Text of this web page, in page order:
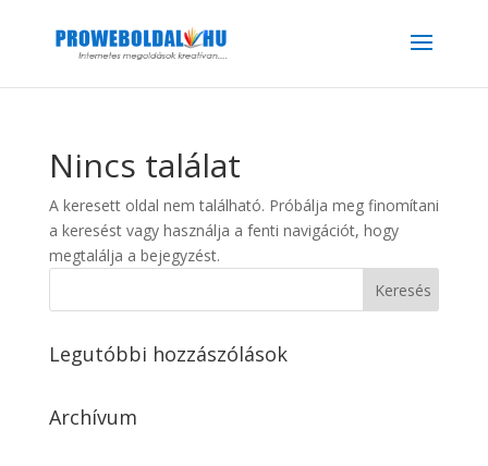
Nincs találat
A keresett oldal nem található. Próbálja meg finomítani
a keresést vagy használja a fenti navigációt, hogy
megtalálja a bejegyzést.
Legutóbbi hozzászólások
Archívum